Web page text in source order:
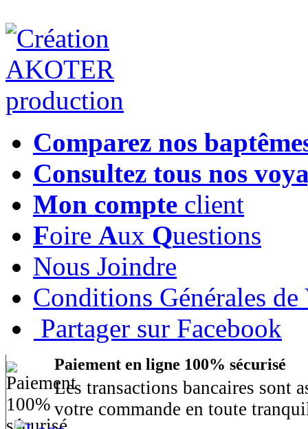
Comparez nos
Consultez tous nos
Mon compte client
Foire Aux Questions
Nous Joindre
Conditions Générales de
Partager sur Facebook
Paiement en ligne 100% sécurisé
Les transactions bancaires sont
votre commande en toute